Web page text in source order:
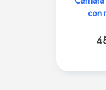
con